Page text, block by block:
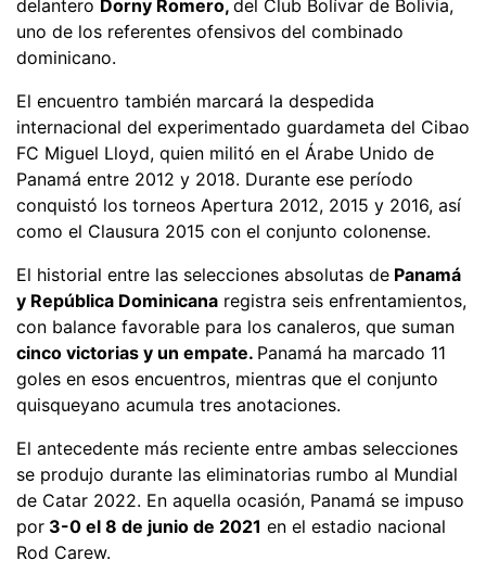
delantero Dorny Romero, del Club Bolívar de Bolivia,
uno de los referentes ofensivos del combinado
dominicano.
El encuentro también marcará la despedida
internacional del experimentado guardameta del Cibao
FC Miguel Lloyd, quien militó en el Árabe Unido de
Panamá entre 2012 y 2018. Durante ese período
conquistó los torneos Apertura 2012, 2015 y 2016, así
como el Clausura 2015 con el conjunto colonense.
El historial entre las selecciones absolutas de Panamá
y República Dominicana registra seis enfrentamientos,
con balance favorable para los canaleros, que suman
cinco victorias y un empate. Panamá ha marcado 11
goles en esos encuentros, mientras que el conjunto
quisqueyano acumula tres anotaciones.
El antecedente más reciente entre ambas selecciones
se produjo durante las eliminatorias rumbo al Mundial
de Catar 2022. En aquella ocasión, Panamá se impuso
por 3-0 el 8 de junio de 2021 en el estadio nacional
Rod Carew.